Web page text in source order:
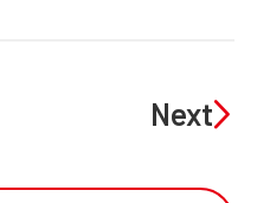
Next